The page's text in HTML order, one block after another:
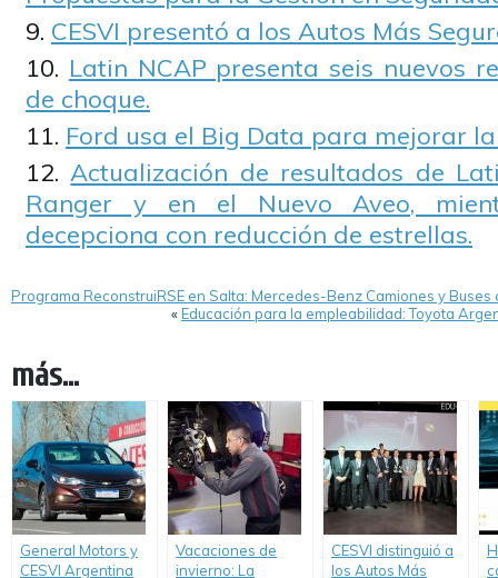
CESVI presentó a los Autos Más
Latin NCAP presenta seis nuevos
de choque.
Ford usa el Big Data para mejorar
Actualización de resultados de
Ranger y en el Nuevo Aveo,
decepciona con reducción de estrellas.
Programa ReconstruiRSE en Salta: Mercedes-Benz Camiones y
«Educación para la empleabilidad: Toyota
más...
General Motors y
CESVI Argentina
Vacaciones de
invierno: La
CESVI distinguió a
los Autos Más